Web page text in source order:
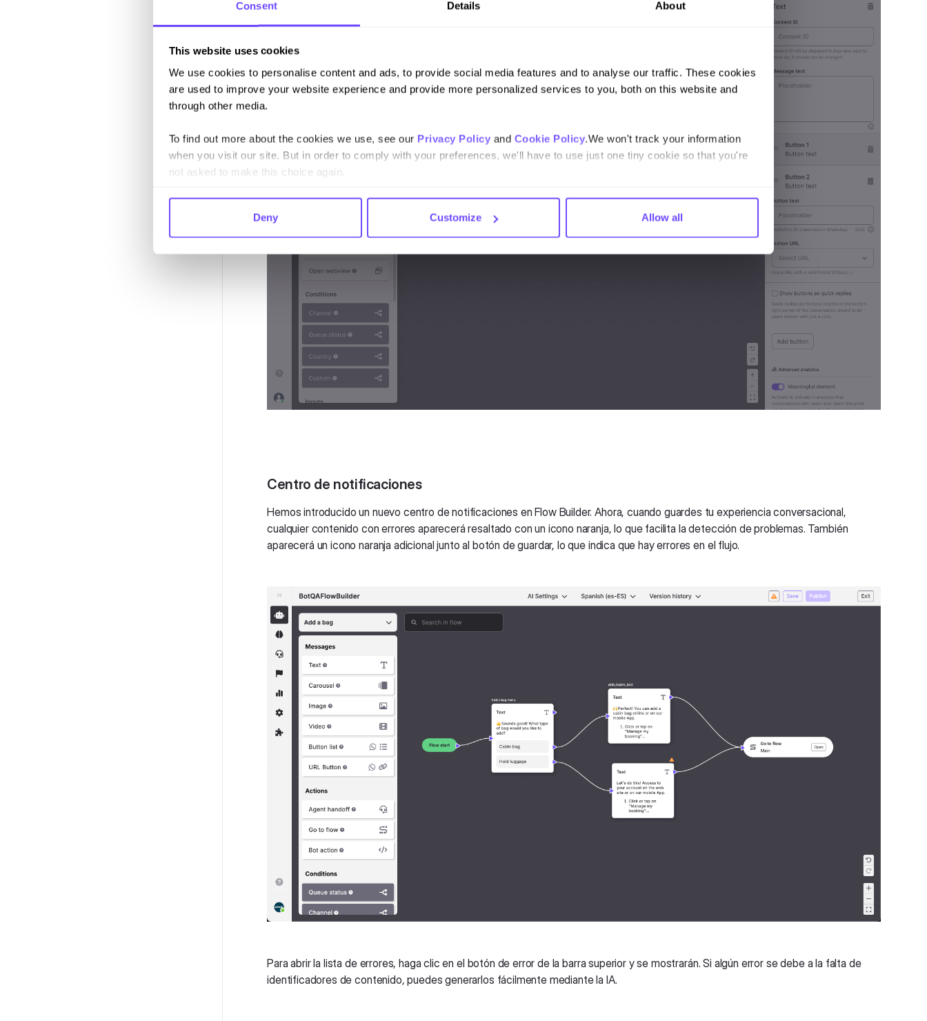
Consent Details About
This website uses cookies
We use cookies to personalise content and ads, to provide social media features and to analyse our traffic. These cookies
are used to improve your website experience and provide more personalized services to you, both on this website and
through other media.
To find out more about the cookies we use, see our Privacy Policy and Cookie Policy.We won't track your information
when you visit our site. But in order to comply with your preferences, we'll have to use just one tiny cookie so that you're
not asked to make this choice again.
Deny Customize Allow all
Centro de notificaciones
Hemos introducido un nuevo centro de notificaciones en Flow Builder. Ahora, cuando guardes tu experiencia conversacional,
cualquier contenido con errores aparecerá resaltado con un icono naranja, lo que facilita la detección de problemas. También
aparecerá un icono naranja adicional junto al botón de guardar, lo que indica que hay errores en el flujo.
Para abrir la lista de errores, haga clic en el botón de error de la barra superior y se mostrarán. Si algún error se debe a la falta de
identificadores de contenido, puedes generarlos fácilmente mediante la IA.